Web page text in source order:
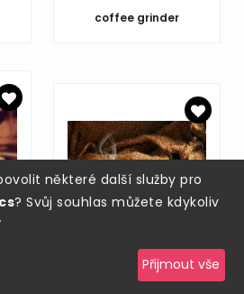
coffee grinder
coffee
některé další služby pro
? Svůj souhlas můžete kdykoliv
Přijmout vše